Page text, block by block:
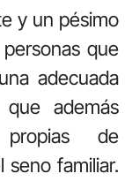
y un pésimo
que
adecuada
además
de
seno familiar.